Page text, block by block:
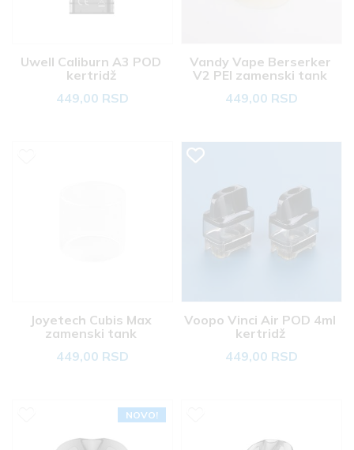
Uwell Caliburn A3 POD
kertridž
449,00 RSD
Vandy Vape Berserker
V2 PEI zamenski tank
449,00 RSD
Joyetech Cubis Max
zamenski tank
449,00 RSD
Voopo Vinci Air POD 4ml
kertridž
449,00 RSD
NOVO!